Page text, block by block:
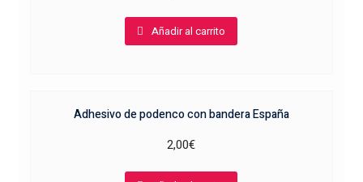
Añadir al carrito
Adhesivo de podenco con bandera España
2,00€